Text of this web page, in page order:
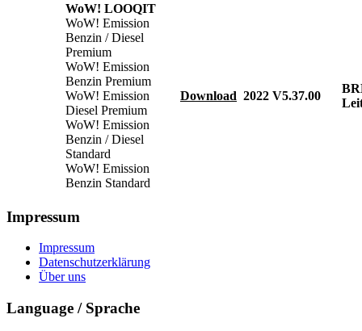
WoW! LOOQIT
WoW! Emission
Benzin / Diesel
Premium
WoW! Emission
Benzin Premium
WoW! Emission
Diesel Premium
WoW! Emission
Benzin / Diesel
Standard
WoW! Emission
Benzin Standard
Download 2022 V5.37.00
Impressum
Impressum
Datenschutzerklärung
Über uns
Language / Sprache